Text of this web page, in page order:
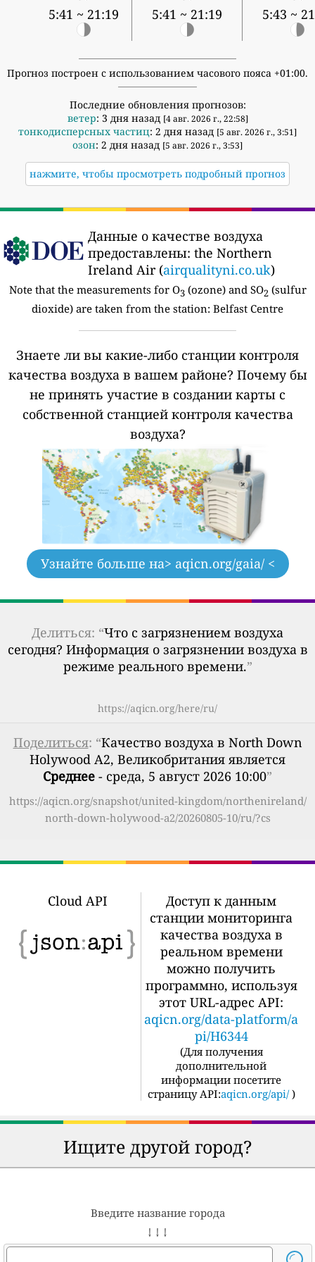
5:41 ~ 21:19 5:41 ~ 21:19 5:43 ~
Прогноз построен с использованием часового пояса +01:00.
Последние обновления прогнозов:
ветер: 3 дня назад [4 авг. 2026 г., 22:58]
тонкодисперсных частиц: 2 дня назад [5 авг. 2026 г., 3:51]
озон: 2 дня назад [5 авг. 2026 г., 3:53]
нажмите, чтобы просмотреть подробный прогноз
Данные о качестве воздуха
предоставлены: the Northern
Ireland Air (airqualityni.co.uk)
Note that the measurements for O3(ozone) and SO2 (sulfur
dioxide) are taken from the station: Belfast Centre
Знаете ли вы какие-либо станции контроля
качества воздуха в вашем районе? Почему бы
не принять участие в создании карты с
собственной станцией контроля качества
воздуха?
Узнайте больше на> aqicn.org/gaia/ <
Делиться: “Что с загрязнением воздуха
сегодня? Информация о загрязнении воздуха в
режиме реального времени.”
https://aqicn.org/here/ru/
Поделиться: “Качество воздуха в North Down
Holywood A2, Великобритания является
Среднее - среда, 5 август 2026 10:00”
https://aqicn.org/snapshot/united-kingdom/northenireland/
north-down-holywood-a2/20260805-10/ru/?cs
Cloud API
Доступ к данным
станции мониторинга
качества воздуха в
реальном времени
можно получить
программно, используя
этот URL-адрес API:
aqicn.org/data-platform/a
pi/H6344
(Для получения
дополнительной
информации посетите
страницу API:aqicn.org/api/ )
Ищите другой город?
Введите название города
↓ ↓ ↓